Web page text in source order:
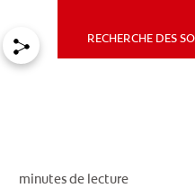
RECHERCHE DES
minutes de lecture